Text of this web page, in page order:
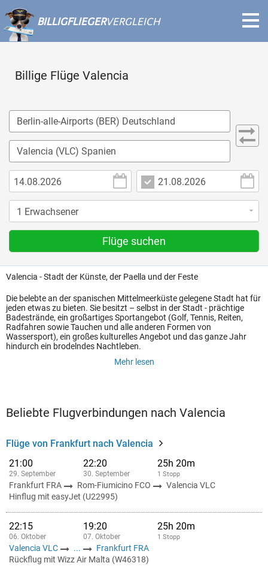
BILLIGFLIEGERVERGLEICH
Billige Flüge Valencia
Flüge suchen
Valencia - Stadt der Künste, der Paella und der Feste
Die belebte an der spanischen Mittelmeerküste gelegene Stadt hat für
jeden etwas zu bieten. Sie besitzt – selbst in der Stadt - prächtige
Badestrände, ein großartiges Sportangebot (Golf, Tennis, Reiten,
Radfahren sowie Tauchen und alle anderen Formen von
Wassersport), ein großes kulturelles Angebot und das ganze Jahr
hindurch ein brodelndes Nachtleben.
Mehr lesen
Beliebte Flugverbindungen nach Valencia
Flüge von Frankfurt nach Valencia
21:00
29. September
22:20
30. September
25h 20m
1 Stopp
Frankfurt FRA Rom-Fiumicino FCO
Valencia VLC
Hinflug mit easyJet (U22995)
22:15
06. Oktober
19:20
07. Oktober
25h 20m
1 Stopp
Valencia VLC ...
Frankfurt FRA
Rückflug mit Wizz Air Malta (W46318)